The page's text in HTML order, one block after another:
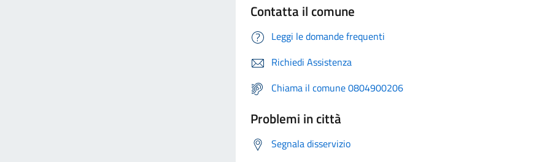
Contatta il comune
Leggi le domande frequenti
Richiedi Assistenza
Chiama il comune 0804900206
Problemi in città
Segnala disservizio